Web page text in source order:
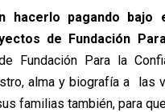
hacerlo pagando
de Fundación
Fundación Para la
alma y biografía a las
familias también, para